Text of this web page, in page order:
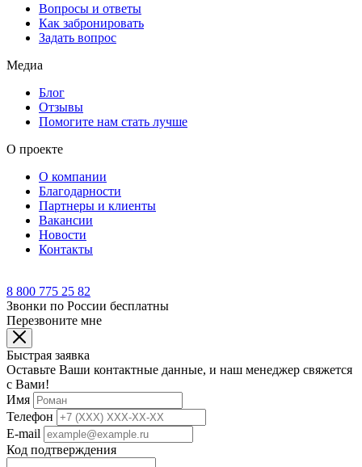
Вопросы и ответы
Как забронировать
Задать вопрос
Медиа
Блог
Отзывы
Помогите нам стать лучше
О проекте
О компании
Благодарности
Партнеры и клиенты
Вакансии
Новости
Контакты
8 800 775 25 82
Звонки по России бесплатны
Перезвоните мне
Быстрая заявка
Оставьте Ваши контактные данные, и наш менеджер свяжется
с Вами!
Имя
Телефон
E-mail
Код подтверждения